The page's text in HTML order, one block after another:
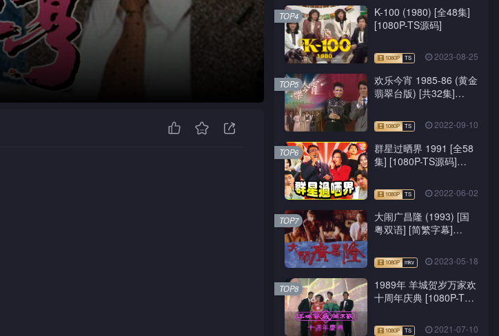
K-100 (1980) [全48集]
[1080P-TS源码]
2023-08-25
TOP4
欢乐今宵 1985-86 (黄金
翡翠台版) [共32集]
2022-09-10
TOP5
群星过晒界 1991 [全58
集] [1080P-TS源码]
2022-06-02
TOP6
大闹广昌隆 (1993) [国
粤双语] [简繁字幕]
2023-05-18
TOP7
1989年 羊城贺岁万家欢
十周年庆典 [1080P-TS
2021-07-10
TOP8